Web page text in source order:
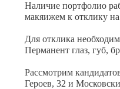
Наличие портфолио
макяижем к отклику
Для отклика
Перманент глаз, губ,
Рассмотрим
Героев, 32 и